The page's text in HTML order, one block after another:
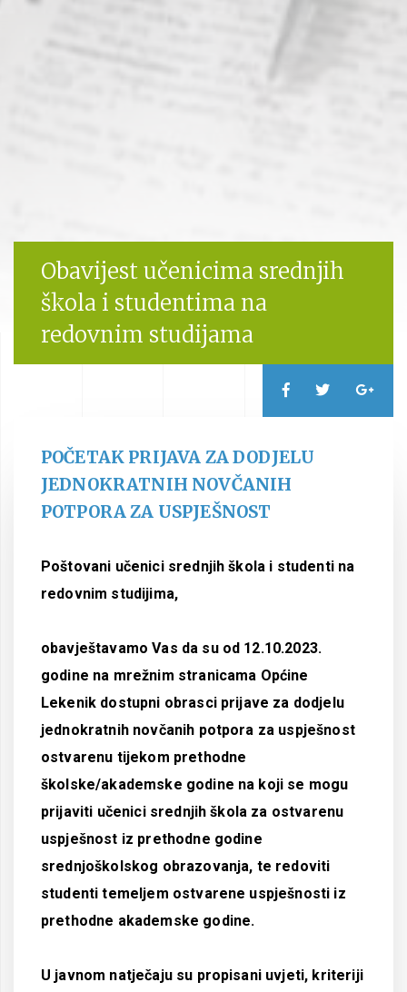
Obavijest učenicima srednjih
škola i studentima na
redovnim studijama
POČETAK PRIJAVA ZA DODJELU
JEDNOKRATNIH NOVČANIH
POTPORA ZA USPJEŠNOST
Poštovani učenici srednjih škola i studenti na
redovnim studijima,
obavještavamo Vas da su od 12.10.2023.
godine na mrežnim stranicama Općine
Lekenik dostupni obrasci prijave za dodjelu
jednokratnih novčanih potpora za uspješnost
ostvarenu tijekom prethodne
školske/akademske godine na koji se mogu
prijaviti učenici srednjih škola za ostvarenu
uspješnost iz prethodne godine
srednjoškolskog obrazovanja, te redoviti
studenti temeljem ostvarene uspješnosti iz
prethodne akademske godine.
U javnom natječaju su propisani uvjeti, kriteriji